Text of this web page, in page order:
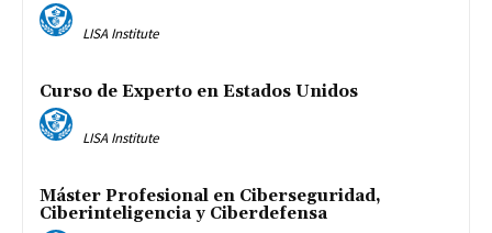
LISA Institute
Curso de Experto en Estados Unidos
LISA Institute
Máster Profesional en Ciberseguridad,
Ciberinteligencia y Ciberdefensa